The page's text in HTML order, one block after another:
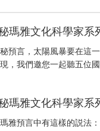
瑪雅文化科學家系
預言，太陽風暴要在這
，我們邀您一起聽五位
瑪雅文化科學家系
雅預言中有這樣的説法